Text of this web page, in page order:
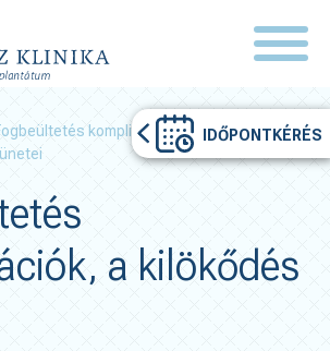
IDŐPONTKÉRÉS
komplikációk, a kilökődés
a kilökődés